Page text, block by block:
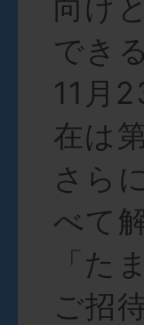
向け
でき
11月
在は
さら
べて
「た
ご招